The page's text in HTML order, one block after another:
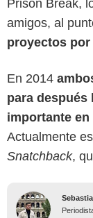
Prison Break,
amigos, al
proyectos
En 2014
para después
importante en
Actualmente
Snatchback,